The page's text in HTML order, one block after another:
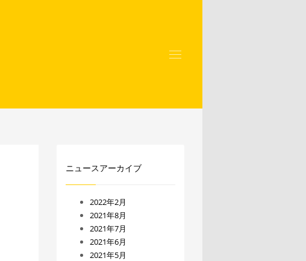
ニュースアーカイブ
2022年2月
2021年8月
2021年7月
2021年6月
2021年5月